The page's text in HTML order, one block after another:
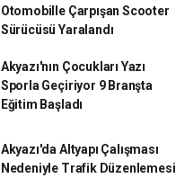
Otomobille Çarpışan Scooter
Sürücüsü Yaralandı
Akyazı'nın Çocukları Yazı
Sporla Geçiriyor 9 Branşta
Eğitim Başladı
Akyazı'da Altyapı Çalışması
Nedeniyle Trafik Düzenlemesi